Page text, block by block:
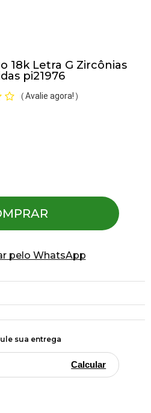
18k Letra G Zircônias
pi21976
( Avalie agora! )
pelo WhatsApp
sua entrega
Calcular